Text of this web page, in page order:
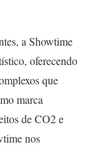
a Showtime
oferecendo
que
marca
de CO2 e
nos